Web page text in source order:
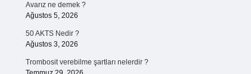
Avarız ne demek ?
Ağustos 5, 2026
50 AKTS Nedir ?
Ağustos 3, 2026
Trombosit verebilme şartları nelerdir ?